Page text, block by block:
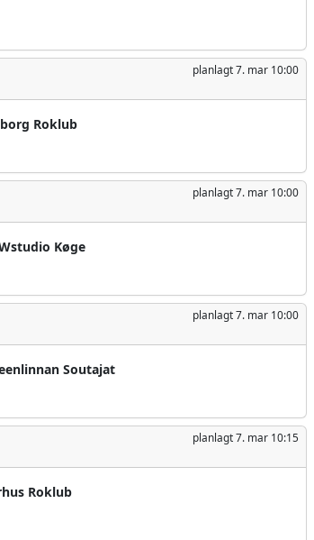
planlagt7. mar 10:00
Roklub
planlagt7. mar 10:00
Køge
planlagt7. mar 10:00
Soutajat
planlagt7. mar 10:15
Roklub